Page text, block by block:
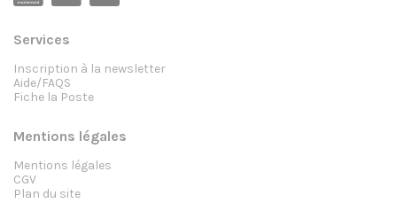
Services
Inscription à la newsletter
Aide/FAQS
Fiche la Poste
Mentions légales
Mentions légales
CGV
Plan du site